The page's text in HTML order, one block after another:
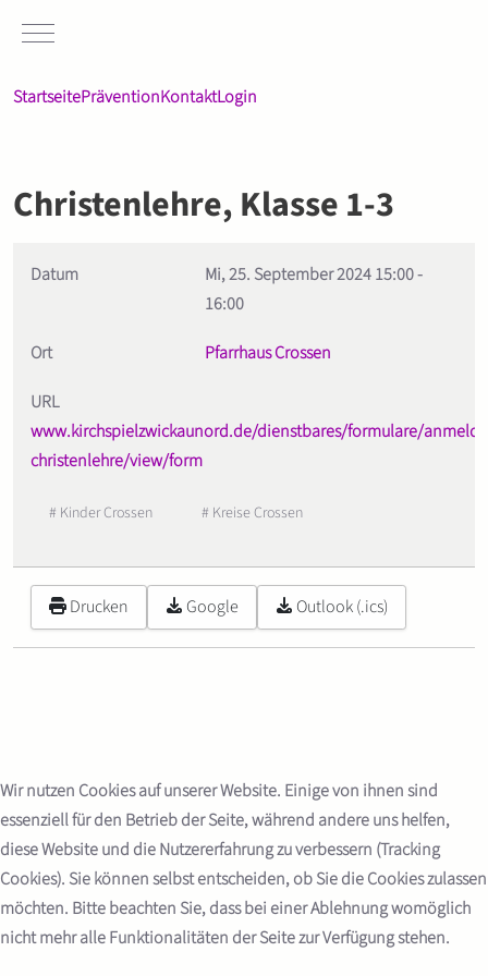
Mobile Menu Toggle
StartseitePräventionKontaktLogin
Christenlehre, Klasse 1-3
Datum Mi, 25. September 202415:00-
16:00
Ort Pfarrhaus Crossen
URL
www.kirchspielzwickaunord.de/dienstbares/formulare/
christenlehre/view/form
# Kinder Crossen # Kreise Crossen
Drucken Google Outlook (.ics)
Wir nutzen Cookies auf unserer Website. Einige von ihnen sind
essenziell für den Betrieb der Seite, während andere uns helfen,
diese Website und die Nutzererfahrung zu verbessern (Tracking
Cookies). Sie können selbst entscheiden, ob Sie die Cookies zulassen
möchten. Bitte beachten Sie, dass bei einer Ablehnung womöglich
nicht mehr alle Funktionalitäten der Seite zur Verfügung stehen.